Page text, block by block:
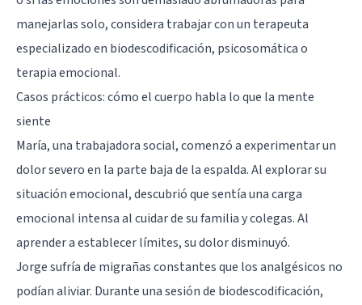
manejarlas solo, considera trabajar con un terapeuta
especializado en biodescodificación, psicosomática o
terapia emocional.
Casos prácticos: cómo el cuerpo habla lo que la mente
siente
María, una trabajadora social, comenzó a experimentar un
dolor severo en la parte baja de la espalda. Al explorar su
situación emocional, descubrió que sentía una carga
emocional intensa al cuidar de su familia y colegas. Al
aprender a establecer límites, su dolor disminuyó.
Jorge sufría de migrañas constantes que los analgésicos no
podían aliviar. Durante una sesión de biodescodificación,